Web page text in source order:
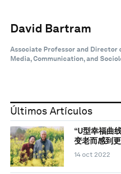
David Bartram
Associate Professor and Director
Media, Communication, and
Últimos Artículos
“U型幸福曲
变老而感到
14 oct 2022